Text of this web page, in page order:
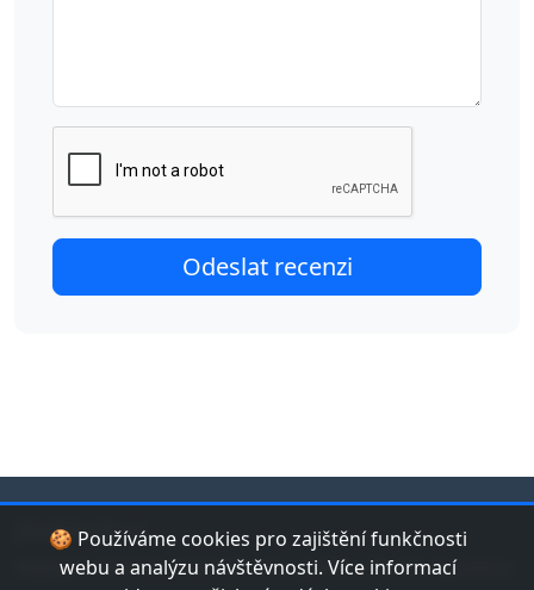
🍪 Používáme cookies pro zajištění funkčnosti
webu a analýzu návštěvnosti. Více informací
jduplavat.cz
Nejlepší databáze bazénů a koupališť v České republice.